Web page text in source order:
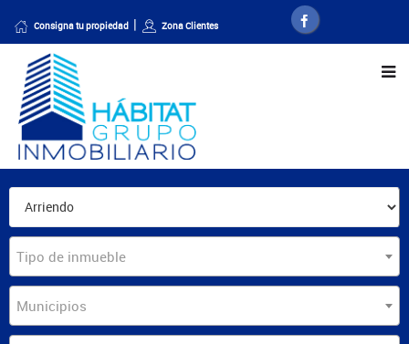
Consigna tu propiedad Zona Clientes
Tipo de inmueble
Municipios